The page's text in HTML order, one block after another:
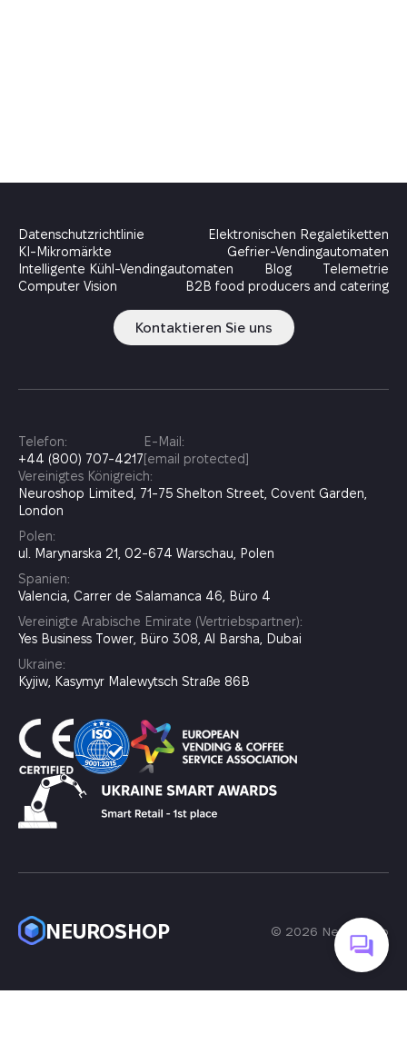
Datenschutzrichtlinie
Elektronischen Regaletiketten
KI-Mikromärkte
Gefrier-Vendingautomaten
Intelligente Kühl-Vendingautomaten
Blog
Telemetrie
Computer Vision
B2B food producers and catering
Kontaktieren Sie uns
Telefon:
+44 (800) 707-4217
E-Mail:
[email protected]
Vereinigtes Königreich:
Neuroshop Limited, 71-75 Shelton Street, Covent Garden,
London
Polen:
ul. Marynarska 21, 02-674 Warschau, Polen
Spanien:
Valencia, Carrer de Salamanca 46, Büro 4
Vereinigte Arabische Emirate (Vertriebspartner):
Yes Business Tower, Büro 308, Al Barsha, Dubai
Ukraine:
Kyjiw, Kasymyr Malewytsch Straße 86B
NEUROSHOP © 2026 Neuroshop